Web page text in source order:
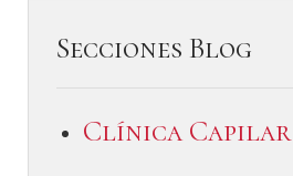
Secciones Blog
Clínica Capilar